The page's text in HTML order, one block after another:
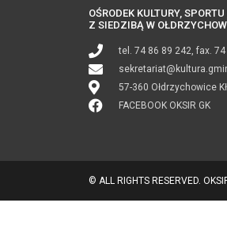
OŚRODEK KULTURY,
Z SIEDZIBĄ W
tel. 74 86 89 242, fax.
57-360 Ołdrzychowice
FACEBOOK OKSIR GK
© ALL RIGHTS RESERVED.